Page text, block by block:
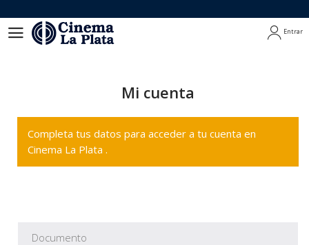
Entrar
Mi cuenta
Completa tus datos para acceder a tu cuenta en
Cinema La Plata .